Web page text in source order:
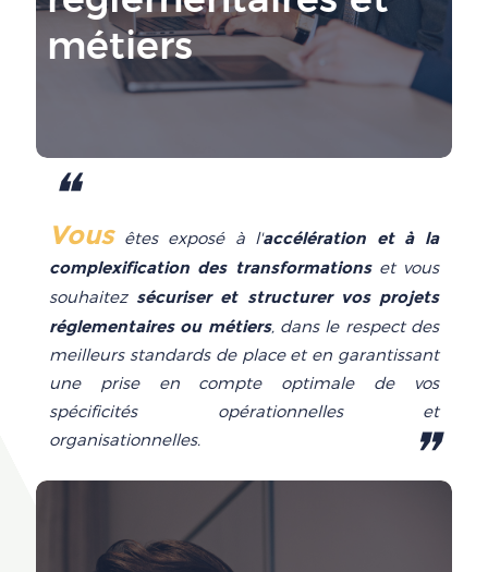
métiers
❝
Vousêtes exposé à l'accélération et à la
complexification des transformationset vous
souhaitez sécuriser et structurer vos projets
réglementaires ou métiers, dans le respect des
meilleurs standards de place et en garantissant
une prise en compte optimale de vos
spécificités opérationnelles et
organisationnelles.
❞